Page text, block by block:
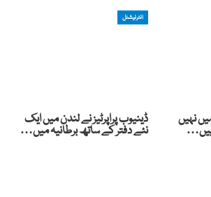
نہیں
انٹرنیشنل
ڈینیوب پراپرٹیز نے لندن میں ایک
نئے دفتر کے ساتھ برطانیہ میں…